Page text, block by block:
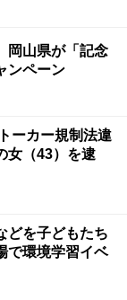
山県が「記念
ンペーン
ーカー規制法違
女（43）を逮
どを子どもたち
環境学習イベ